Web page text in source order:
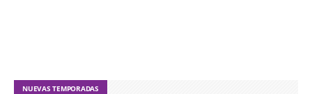
NUEVAS TEMPORADAS